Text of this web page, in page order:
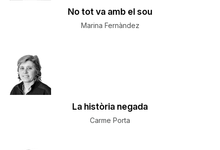
No tot va amb el sou
Marina Fernàndez
La història negada
Carme Porta